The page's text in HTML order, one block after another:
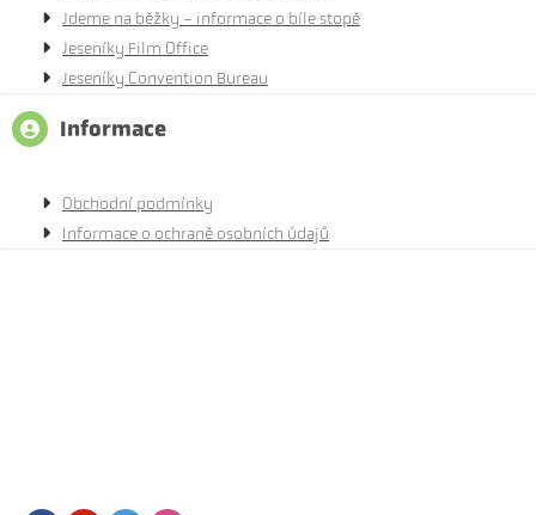
Jdeme na běžky - informace o bíle stopě
Jeseníky Film Office
Jeseníky Convention Bureau
Informace
Obchodní podmínky
Informace o ochraně osobních údajů